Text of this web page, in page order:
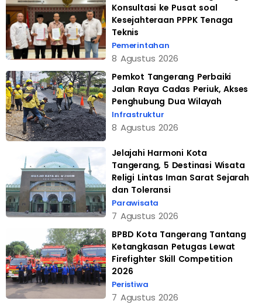
Konsultasi ke Pusat soal
Kesejahteraan PPPK Tenaga
Teknis
Pemerintahan
8 Agustus 2026
Pemkot Tangerang Perbaiki
Jalan Raya Cadas Periuk, Akses
Penghubung Dua Wilayah
Infrastruktur
8 Agustus 2026
Jelajahi Harmoni Kota
Tangerang, 5 Destinasi Wisata
Religi Lintas Iman Sarat Sejarah
dan Toleransi
Parawisata
7 Agustus 2026
BPBD Kota Tangerang Tantang
Ketangkasan Petugas Lewat
Firefighter Skill Competition
2026
Peristiwa
7 Agustus 2026